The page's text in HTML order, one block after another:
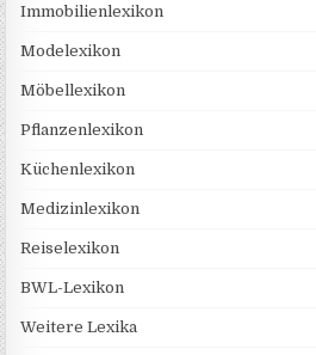
Immobilienlexikon
Modelexikon
Möbellexikon
Pflanzenlexikon
Küchenlexikon
Medizinlexikon
Reiselexikon
BWL-Lexikon
Weitere Lexika